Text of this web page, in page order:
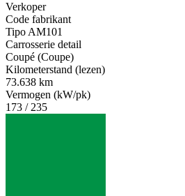
Verkoper
Code fabrikant
Tipo AM101
Carrosserie detail
Coupé (Coupe)
Kilometerstand (lezen)
73.638 km
Vermogen (kW/pk)
173 / 235